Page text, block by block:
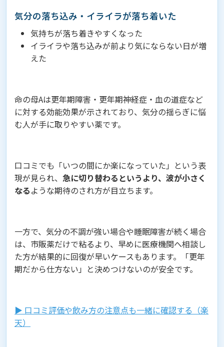
気分の落ち込み・イライラが落ち着いた
気持ちが落ち着きやすくなった
イライラや落ち込みが前より気にならない日が増
えた
命の母Aは更年期障害・更年期神経症・血の道症など
に対する効能効果が示されており、気分の揺らぎに悩
む人が手に取りやすい薬です。
口コミでも「いつの間にか楽になっていた」という表
現が見られ、 急に切り替わるというより、波が小さく
なるような期待のされ方が目立ちます。
一方で、気分の不調が強い場合や睡眠障害が続く場合
は、市販薬だけで粘るより、早めに医療機関へ相談し
た方が結果的に回復が早いケースもあります。「更年
期だから仕方ない」と決めつけないのが安全です。
▶︎ 口コミ評価や飲み方の注意点も一緒に確認する（楽
天）